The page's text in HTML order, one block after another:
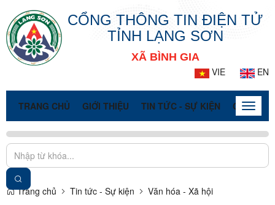
CỔNG THÔNG TIN ĐIỆN TỬ
TỈNH LẠNG SƠN
XÃ BÌNH GIA
VIE
EN
TRANG CHỦ GIỚI THIỆU TIN TỨC - SỰ KIỆN CỔNGToggle
Trang chủ Tin tức - Sự kiện Văn hóa - Xã hội